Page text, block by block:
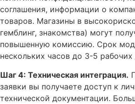
соглашения, информации о
товаров. Магазины в
гемблинг, знакомства) могут
повышенную комиссию. Срок
нескольких часов до 3-5 рабочих
Шаг 4: Техническая интеграция.
заявки вы получаете доступ к
технической документации.